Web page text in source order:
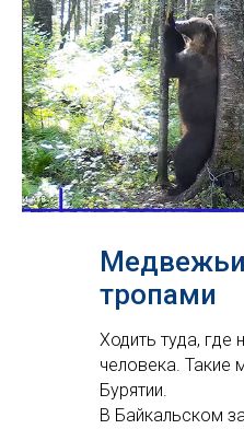
тропами
Ходить туда, где
человека. Такие
Бурятии.
В Байкальском